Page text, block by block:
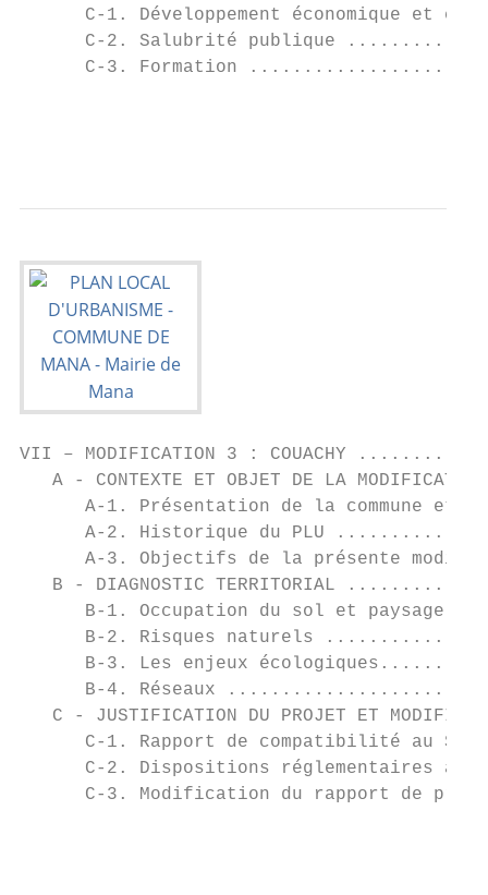
C-1. Développement économique et
C-2. Salubrité publique
C-3. Formation
VII – MODIFICATION 3 :
A - CONTEXTE ET OBJET DE LA
A-1. Présentation de la commune et
A-2. Historique du PLU
A-3. Objectifs de la présente
B - DIAGNOSTIC TERRITORIAL
B-1. Occupation du sol et paysage
B-2. Risques naturels
B-3. Les enjeux
B-4. Réseaux
C - JUSTIFICATION DU PROJET ET
C-1. Rapport de compatibilité au
C-2. Dispositions réglementaires
C-3. Modification du rapport de